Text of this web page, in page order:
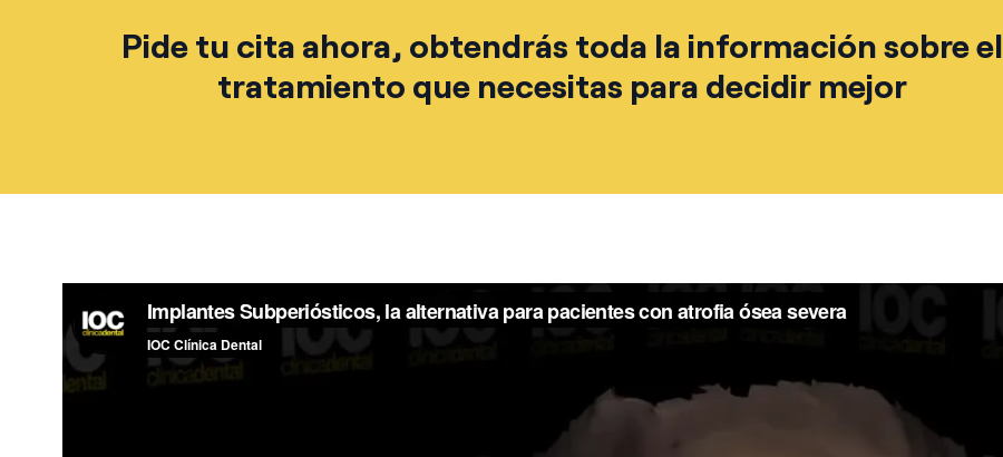
Pide tu cita ahora, obtendrás toda la información sobre el
tratamiento que necesitas para decidir mejor